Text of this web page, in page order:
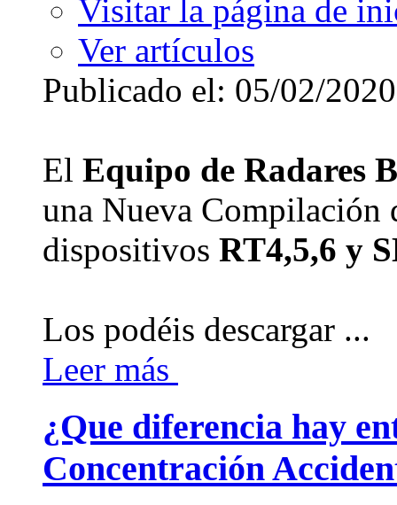
Visitar la página de
Ver artículos
Publicado el: 05/02/
El Equipo de Radares
una Nueva Compilación
dispositivos RT4,5,6 y
Los podéis descargar ...
Leer más
¿Que diferencia hay
Concentración